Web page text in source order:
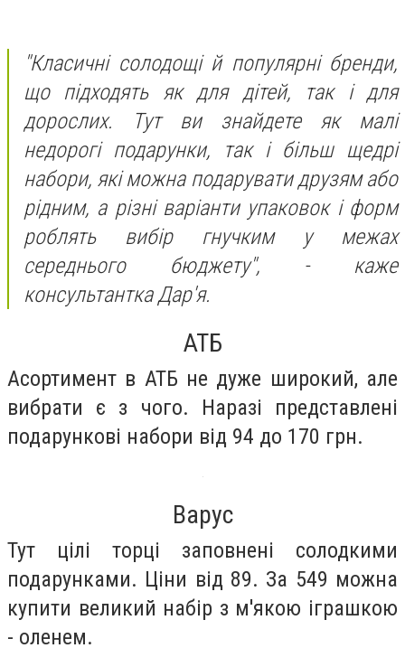
"Класичні солодощі й популярні бренди,
що підходять як для дітей, так і для
дорослих. Тут ви знайдете як малі
недорогі подарунки, так і більш щедрі
набори, які можна подарувати друзям або
рідним, а різні варіанти упаковок і форм
роблять вибір гнучким у межах
середнього бюджету", - каже
консультантка Дар'я.
АТБ
Асортимент в АТБ не дуже широкий, але
вибрати є з чого. Наразі представлені
подарункові набори від 94 до 170 грн.
Варус
Тут цілі торці заповнені солодкими
подарунками. Ціни від 89. За 549 можна
купити великий набір з м'якою іграшкою
- оленем.